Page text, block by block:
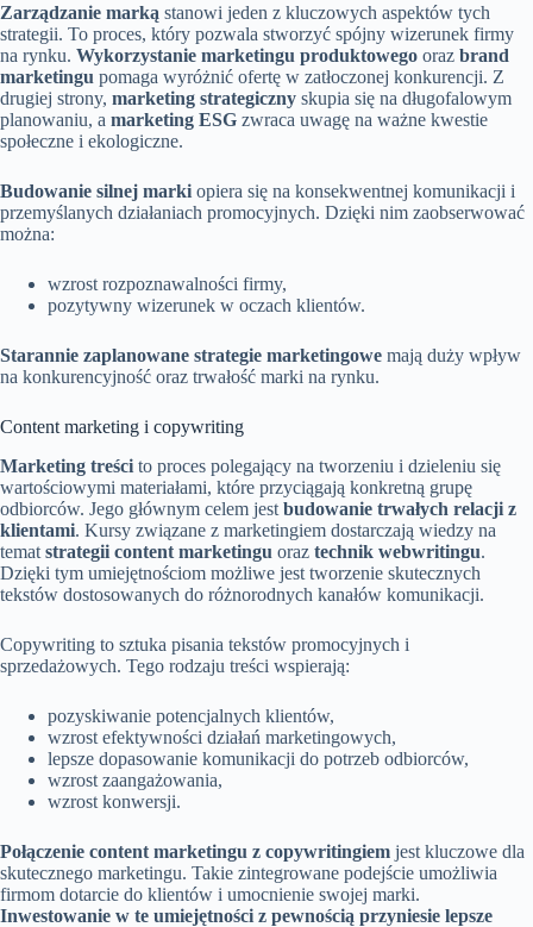
Zarządzanie marką stanowi jeden z kluczowych aspektów tych
strategii. To proces, który pozwala stworzyć spójny wizerunek firmy
na rynku. Wykorzystanie marketingu produktowego oraz brand
marketingu pomaga wyróżnić ofertę w zatłoczonej konkurencji. Z
drugiej strony, marketing strategiczny skupia się na długofalowym
planowaniu, a marketing ESG zwraca uwagę na ważne kwestie
społeczne i ekologiczne.
Budowanie silnej marki opiera się na konsekwentnej komunikacji i
przemyślanych działaniach promocyjnych. Dzięki nim zaobserwować
można:
wzrost rozpoznawalności firmy,
pozytywny wizerunek w oczach klientów.
Starannie zaplanowane strategie marketingowe mają duży wpływ
na konkurencyjność oraz trwałość marki na rynku.
Content marketing i copywriting
Marketing treści to proces polegający na tworzeniu i dzieleniu się
wartościowymi materiałami, które przyciągają konkretną grupę
odbiorców. Jego głównym celem jest budowanie trwałych relacji z
klientami. Kursy związane z marketingiem dostarczają wiedzy na
temat strategii content marketingu oraz technik webwritingu.
Dzięki tym umiejętnościom możliwe jest tworzenie skutecznych
tekstów dostosowanych do różnorodnych kanałów komunikacji.
Copywriting to sztuka pisania tekstów promocyjnych i
sprzedażowych. Tego rodzaju treści wspierają:
pozyskiwanie potencjalnych klientów,
wzrost efektywności działań marketingowych,
lepsze dopasowanie komunikacji do potrzeb odbiorców,
wzrost zaangażowania,
wzrost konwersji.
Połączenie content marketingu z copywritingiem jest kluczowe dla
skutecznego marketingu. Takie zintegrowane podejście umożliwia
firmom dotarcie do klientów i umocnienie swojej marki.
Inwestowanie w te umiejętności z pewnością przyniesie lepsze